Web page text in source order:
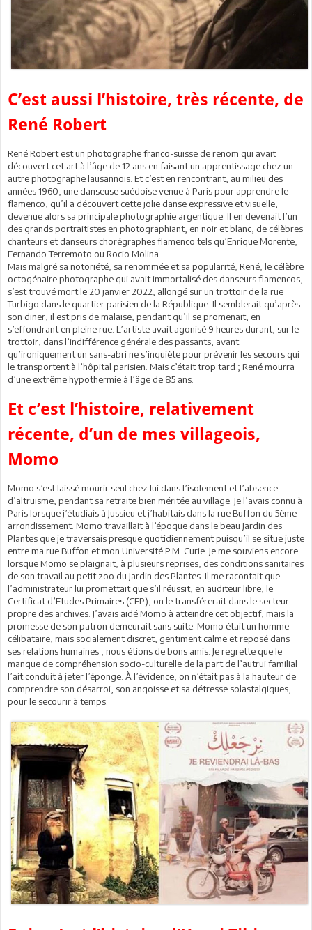
C’est aussi l’histoire, très récente, de
René Robert
René Robert est un photographe franco-suisse de renom qui avait
découvert cet art à l’âge de 12 ans en faisant un apprentissage chez un
autre photographe lausannois. Et c’est en rencontrant, au milieu des
années 1960, une danseuse suédoise venue à Paris pour apprendre le
flamenco, qu’il a découvert cette jolie danse expressive et visuelle,
devenue alors sa principale photographie argentique. Il en devenait l’un
des grands portraitistes en photographiant, en noir et blanc, de célèbres
chanteurs et danseurs chorégraphes flamenco tels qu’Enrique Morente,
Fernando Terremoto ou Rocio Molina.
Mais malgré sa notoriété, sa renommée et sa popularité, René, le célèbre
octogénaire photographe qui avait immortalisé des danseurs flamencos,
s’est trouvé mort le 20 janvier 2022, allongé sur un trottoir de la rue
Turbigo dans le quartier parisien de la République. Il semblerait qu’après
son diner, il est pris de malaise, pendant qu’il se promenait, en
s’effondrant en pleine rue. L’artiste avait agonisé 9 heures durant, sur le
trottoir, dans l’indifférence générale des passants, avant
qu’ironiquement un sans-abri ne s’inquiète pour prévenir les secours qui
le transportent à l’hôpital parisien. Mais c’était trop tard ; René mourra
d’une extrême hypothermie à l’âge de 85 ans.
Et c’est l’histoire, relativement
récente, d’un de mes villageois,
Momo
Momo s’est laissé mourir seul chez lui dans l’isolement et l’absence
d’altruisme, pendant sa retraite bien méritée au village. Je l’avais connu à
Paris lorsque j’étudiais à Jussieu et j’habitais dans la rue Buffon du 5ème
arrondissement. Momo travaillait à l’époque dans le beau Jardin des
Plantes que je traversais presque quotidiennement puisqu’il se situe juste
entre ma rue Buffon et mon Université P.M. Curie. Je me souviens encore
lorsque Momo se plaignait, à plusieurs reprises, des conditions sanitaires
de son travail au petit zoo du Jardin des Plantes. Il me racontait que
l’administrateur lui promettait que s’il réussit, en auditeur libre, le
Certificat d’Etudes Primaires (CEP), on le transférerait dans le secteur
propre des archives. J’avais aidé Momo à atteindre cet objectif, mais la
promesse de son patron demeurait sans suite. Momo était un homme
célibataire, mais socialement discret, gentiment calme et reposé dans
ses relations humaines ; nous étions de bons amis. Je regrette que le
manque de compréhension socio-culturelle de la part de l’autrui familial
l’ait conduit à jeter l’éponge. À l’évidence, on n’était pas à la hauteur de
comprendre son désarroi, son angoisse et sa détresse solastalgiques,
pour le secourir à temps.